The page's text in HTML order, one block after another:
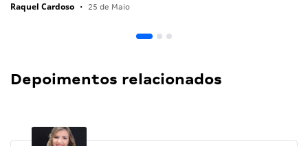
Raquel Cardoso • 25 de Maio
Depoimentos relacionados